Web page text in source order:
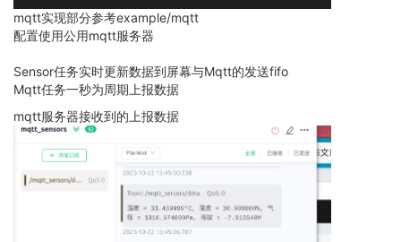
    dev_interface_init();
    BMP280_Init();
    ATH20_Init();
float pressure = 0
float asl = 0;
u32 CT =
    TFT_full(
0XFFFF
    flush_words();
while (
)
BMP280GetData(&pressure, &temperature,
printf("pressure = %f temperature = %f asl
mqtt实现部分参考example/mqtt
配置使用公用mqtt服务器
Sensor任务实时更新数据到屏幕与Mqtt的发送fifo
Mqtt任务一秒为周期上报数据
mqtt服务器接收到的上报数据